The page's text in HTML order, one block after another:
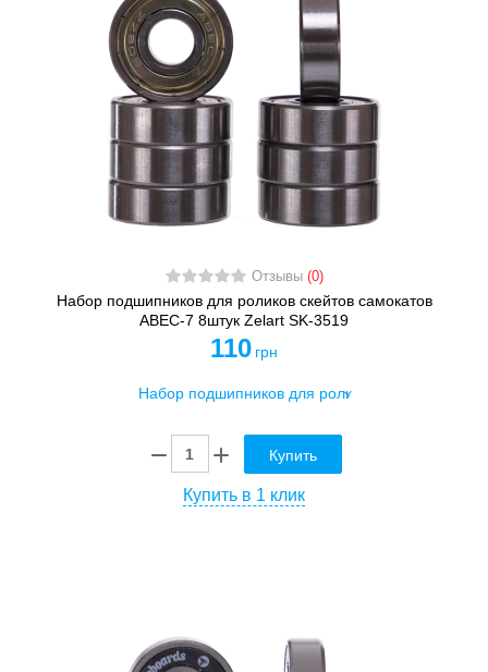
Отзывы (0)
Набор подшипников для роликов скейтов самокатов
АВЕС-7 8штук Zelart SK-3519
110 грн
Купить
Купить в 1 клик